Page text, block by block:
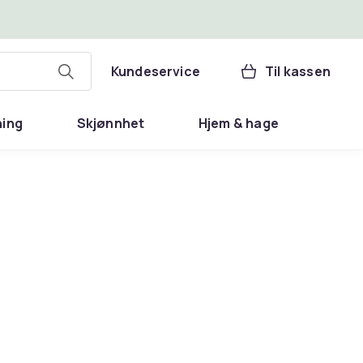
Kundeservice Til kassen
Skjønnhet Hjem & hage